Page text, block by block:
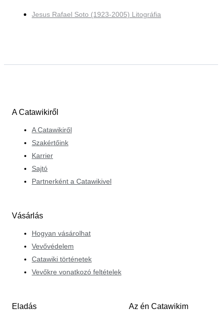
Jesus Rafael Soto (1923-2005) Litográfia
A Catawikiről
A Catawikiről
Szakértőink
Karrier
Sajtó
Partnerként a Catawikivel
Vásárlás
Hogyan vásárolhat
Vevővédelem
Catawiki történetek
Vevőkre vonatkozó feltételek
Eladás Az én Catawikim